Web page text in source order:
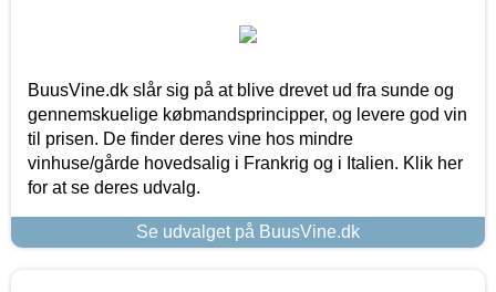
BuusVine.dk slår sig på at blive drevet ud fra sunde og
gennemskuelige købmandsprincipper, og levere god vin
til prisen. De finder deres vine hos mindre
vinhuse/gårde hovedsalig i Frankrig og i Italien. Klik her
for at se deres udvalg.
Se udvalget på BuusVine.dk